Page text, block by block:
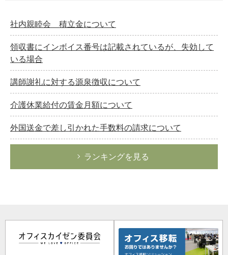
社内親睦会 積立金について
領収書にインボイス番号は記載されているが、失効して
いる場合
講師謝礼に対する源泉徴収について
介護休業給付の賃金月額について
外国送金で差し引かれた手数料の請求について
ランキングを見る